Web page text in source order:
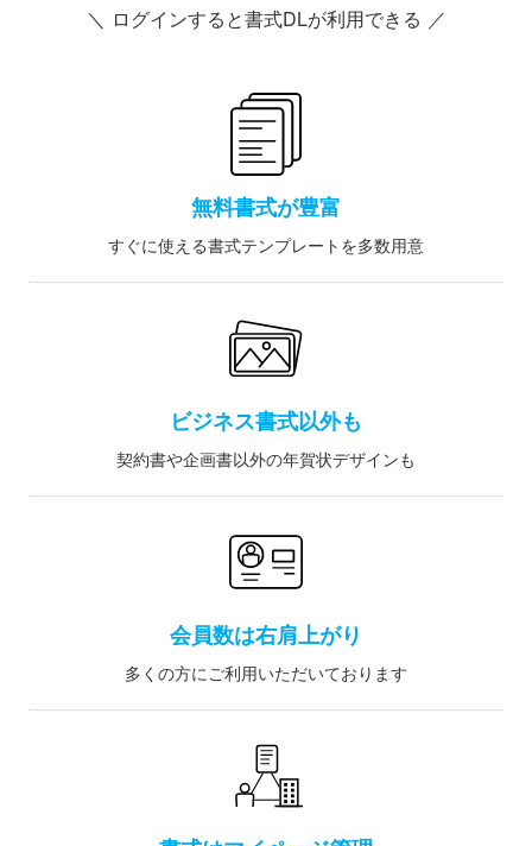
＼ ログインすると書式DLが利用できる ／
無料書式が豊富
すぐに使える書式テンプレートを多数用意
ビジネス書式以外も
契約書や企画書以外の年賀状デザインも
会員数は右肩上がり
多くの方にご利用いただいております